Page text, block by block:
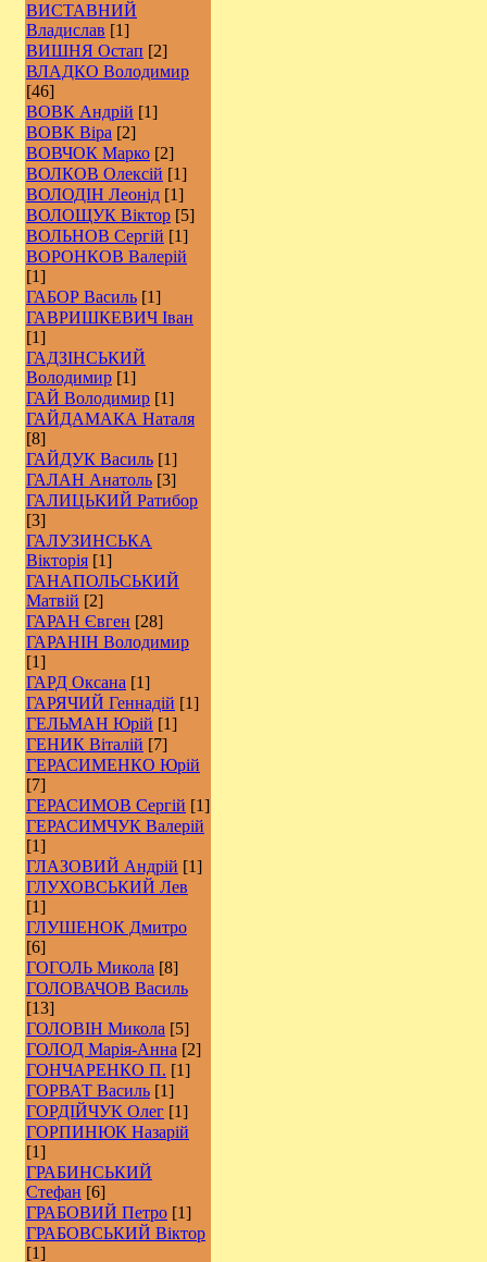
ВИСТАВНИЙ
Владислав [1]
ВИШНЯ Остап [2]
ВЛАДКО Володимир
[46]
ВОВК Андрій [1]
ВОВК Віра [2]
ВОВЧОК Марко [2]
ВОЛКОВ Олексій [1]
ВОЛОДІН Леонід [1]
ВОЛОЩУК Віктор [5]
ВОЛЬНОВ Сергій [1]
ВОРОНКОВ Валерій
[1]
ГАБОР Василь [1]
ГАВРИШКЕВИЧ Іван
[1]
ГАДЗІНСЬКИЙ
Володимир [1]
ГАЙ Володимир [1]
ГАЙДАМАКА Наталя
[8]
ГАЙДУК Василь [1]
ГАЛАН Анатоль [3]
ГАЛИЦЬКИЙ Ратибор
[3]
ГАЛУЗИНСЬКА
Вікторія [1]
ГАНАПОЛЬСЬКИЙ
Матвій [2]
ГАРАН Євген [28]
ГАРАНІН Володимир
[1]
ГАРД Оксана [1]
ГАРЯЧИЙ Геннадій [1]
ГЕЛЬМАН Юрій [1]
ГЕНИК Віталій [7]
ГЕРАСИМЕНКО Юрій
[7]
ГЕРАСИМОВ Сергій [1]
ГЕРАСИМЧУК Валерій
[1]
ГЛАЗОВИЙ Андрій [1]
ГЛУХОВСЬКИЙ Лев
[1]
ГЛУШЕНОК Дмитро
[6]
ГОГОЛЬ Микола [8]
ГОЛОВАЧОВ Василь
[13]
ГОЛОВІН Микола [5]
ГОЛОД Марія-Анна [2]
ГОНЧАРЕНКО П. [1]
ГОРВАТ Василь [1]
ГОРДІЙЧУК Олег [1]
ГОРПИНЮК Назарій
[1]
ГРАБИНСЬКИЙ
Стефан [6]
ГРАБОВИЙ Петро [1]
ГРАБОВСЬКИЙ Віктор
[1]